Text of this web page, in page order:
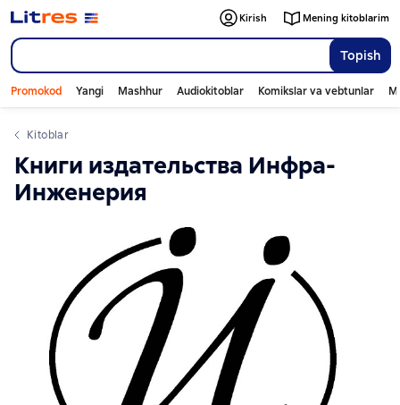
Topish
Kirish Mening kitoblarim
Promokod Yangi Mashhur Audiokitoblar Komikslar va vebtunlar
Kitoblar
Книги издательства Инфра-
Инженерия